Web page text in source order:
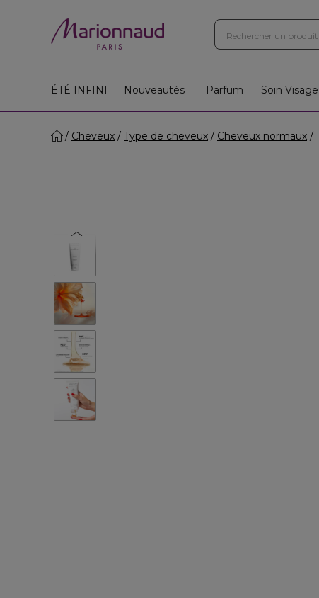
ÉTÉ INFINI Nouveautés Parfum Soin Visage
Cheveux Type de cheveux Cheveux normaux